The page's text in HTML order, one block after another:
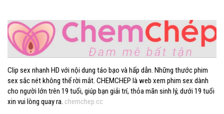
Clip sex nhanh HD với nội dung táo bạo và hấp dẫn. Những thước phim
sex sắc nét không thể rời mắt. CHEMCHEP là web xem phim sex dành
cho người lớn trên 19 tuổi, giúp bạn giải trí, thỏa mãn sinh lý, dưới 19 tuổi
xin vui lòng quay ra. chemchep.cc